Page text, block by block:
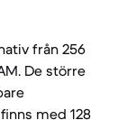
från 256
De större
med 128